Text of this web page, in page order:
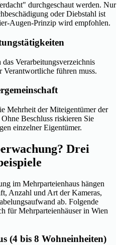
durchgeschaut werden. Nur
oder Diebstahl ist
Augen-Prinzip wird empfohlen.
Verarbeitungsverzeichnis
Verantwortliche führen muss.
Mehrheit der Miteigentümer der
Beschluss riskieren Sie
einzelner Eigentümer.
Drei
im Mehrparteienhaus hängen
Anzahl und Art der Kameras,
ab. Folgende
für Mehrparteienhäuser in Wien
(4 bis 8 Wohneinheiten)